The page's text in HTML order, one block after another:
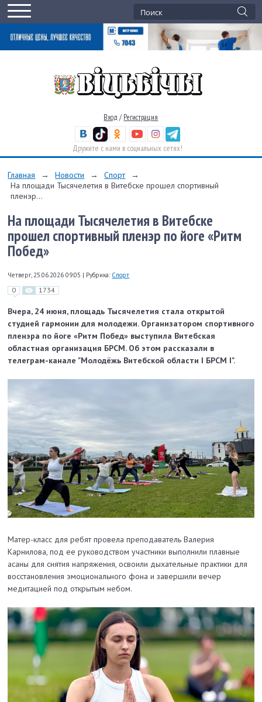
Вход / Регистрация
Дружите с нами в социальных сетях!
Главная → Новости → Спорт
→
На площади Тысячелетия в Витебске прошел спортивный
пленэр...
На площади Тысячелетия в Витебске
прошел спортивный пленэр по йоге «Ритм
Побед»
Четверг, 25.06.2026 09:05 | Рубрика: Спорт
0 1734
Вчера, 24 июня, площадь Тысячелетия стала открытой
студией гармонии для молодежи. Организатором спортивного
пленэра по йоге «Ритм Побед» выступила Витебская
областная организация БРСМ. Об этом рассказали в
телеграм-канале "Молодёжь Витебской области I БРСМ I".
Матер-класс для ребят провела преподаватель Валерия
Карнилова, под ее руководством участники выполнили плавные
асаны для снятия напряжения, освоили дыхательные практики для
восстановления эмоционального фона и завершили вечер
медитацией под открытым небом.